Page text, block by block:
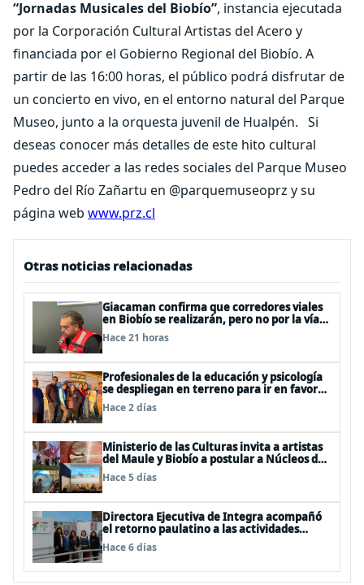
“Jornadas Musicales del Biobío”, instancia ejecutada
por la Corporación Cultural Artistas del Acero y
financiada por el Gobierno Regional del Biobío. A
partir de las 16:00 horas, el público podrá disfrutar de
un concierto en vivo, en el entorno natural del Parque
Museo, junto a la orquesta juvenil de Hualpén. Si
deseas conocer más detalles de este hito cultural
puedes acceder a las redes sociales del Parque Museo
Pedro del Río Zañartu en @parquemuseoprz y su
página web www.prz.cl
Otras noticias relacionadas
Giacaman confirma que corredores viales
en Biobío se realizarán, pero no por la vía
de la concesión
Hace 21 horas
Profesionales de la educación y psicología
se despliegan en terreno para ir en favor
de niños afectados por la emergencia
Hace 2 días
Ministerio de las Culturas invita a artistas
del Maule y Biobío a postular a Núcleos de
Creación 2026
Hace 5 días
Directora Ejecutiva de Integra acompañó
el retorno paulatino a las actividades
educativas post temporal
Hace 6 días